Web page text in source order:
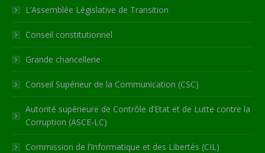
in
new
window
in
new
window
in
new
window
in
new
window
opens
in
new
L’Assemblée Législative de Transition
Conseil constitutionnel
Grande chancellerie
Conseil Supérieur de la Communication (CSC)
Autorité supérieure de Contrôle d’Etat et de Lutte contre la
Corruption (ASCE-LC)
Commission de l’Informatique et des Libertés (CIL)